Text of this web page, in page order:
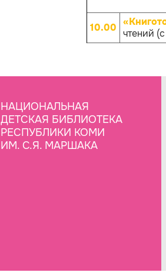
10.00 чтений
НАЦИОНАЛЬНАЯ
ДЕТСКАЯ БИБЛИОТЕКА
РЕСПУБЛИКИ КОМИ
ИМ. С.Я. МАРШАКА